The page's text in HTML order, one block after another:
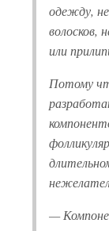
одежду,
волосков,
или
Потому
—